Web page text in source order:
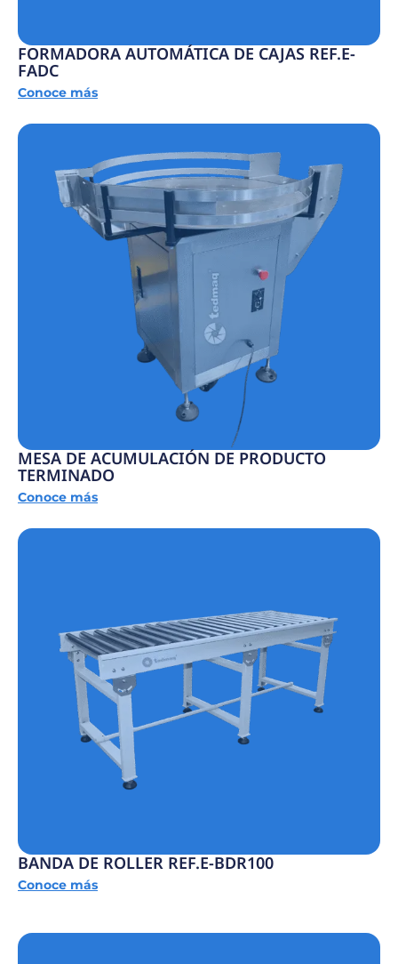
FORMADORA AUTOMÁTICA DE CAJAS REF.E-
FADC
Conoce más
MESA DE ACUMULACIÓN DE PRODUCTO
TERMINADO
Conoce más
BANDA DE ROLLER REF.E-BDR100
Conoce más